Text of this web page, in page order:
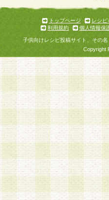
トップページ
レシピ
利用規約
個人情報保
子供向けレシピ投稿サイト、その
Copyright